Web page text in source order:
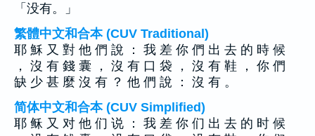
「没有。」
繁體中文和合本 (CUV Traditional)
耶 穌 又 對 他 們 說 ： 我 差 你 們 出 去 的 時 候
， 沒 有 錢 囊 ， 沒 有 口 袋 ， 沒 有 鞋 ， 你 們
缺 少 甚 麼 沒 有 ？ 他 們 說 ： 沒 有 。
简体中文和合本 (CUV Simplified)
耶 稣 又 对 他 们 说 ： 我 差 你 们 出 去 的 时 候